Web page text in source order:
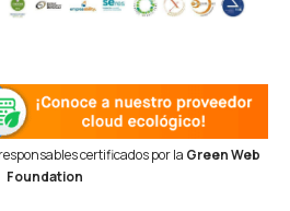
certificados por la Green Web
Foundation